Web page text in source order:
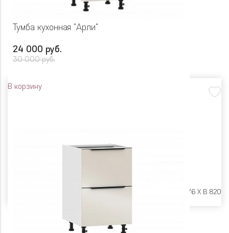
Тумба кухонная "Арли"
24 000 руб.
30 000 руб.
В корзину
Ш 450 X Г 576 X В 820